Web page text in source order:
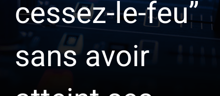
cessez-le-feu”
sans avoir